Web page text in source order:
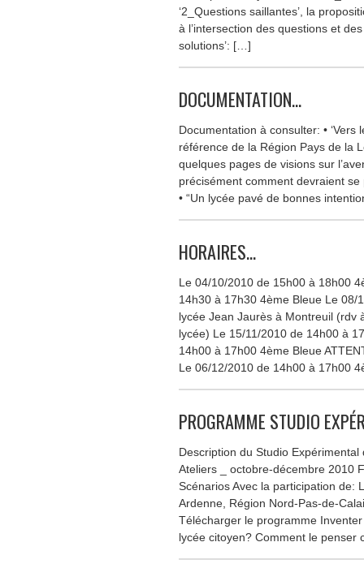
‘2_Questions saillantes’, la
à l’intersection des questions et
solutions’: […]
DOCUMENTATION…
Documentation à consulter: •
référence de la Région Pays de la
quelques pages de visions sur
précisément comment devraient
• “Un lycée pavé de bonnes
HORAIRES…
Le 04/10/2010 de 15h00 à 18h00
14h30 à 17h30 4ème Bleue Le 08/
lycée Jean Jaurès à Montreuil (rdv
lycée) Le 15/11/2010 de 14h00 à
14h00 à 17h00 4ème Bleue
Le 06/12/2010 de 14h00 à 17h00
PROGRAMME STUDIO
Description du Studio Expérimental
Ateliers _ octobre-décembre 2010
Scénarios Avec la participation de:
Ardenne, Région Nord-Pas-de-
Télécharger le programme
lycée citoyen? Comment le